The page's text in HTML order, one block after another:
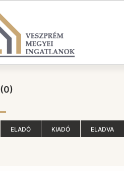
(0)
ELADÓ KIADÓ ELADVA